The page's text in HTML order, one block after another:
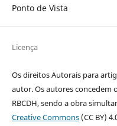
Ponto de Vista
Licença
Os direitos Autorais para
autor. Os autores concedem
RBCDH, sendo a obra
Creative Commons(CC BY)